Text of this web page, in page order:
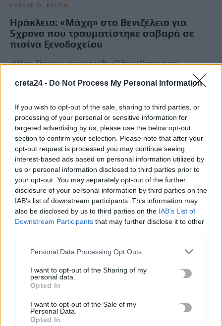
creta24 - Do Not Process My Personal Information
If you wish to opt-out of the sale, sharing to third parties, or
processing of your personal or sensitive information for
targeted advertising by us, please use the below opt-out
section to confirm your selection. Please note that after your
opt-out request is processed you may continue seeing
interest-based ads based on personal information utilized by
us or personal information disclosed to third parties prior to
your opt-out. You may separately opt-out of the further
disclosure of your personal information by third parties on the
IAB’s list of downstream participants. This information may
also be disclosed by us to third parties on the IAB’s List of
Downstream Participants that may further disclose it to other
Personal Data Processing Opt Outs
I want to opt-out of the Sharing of my
personal data.
Opted In
I want to opt-out of the Sale of my
Personal Data.
Opted In
ΗΡΑΚΛΕΙΟ ΚΡΗΤΗ
Ηράκλειο: «Μάχη» στο Βενιζέλειο για
5χρονο που τραυματίστηκε σοβαρά σε
πισίνα ξενοδοχείου
«Μάχη» δίνουν οι γιατροί του Βενιζέλειου Νοσοκομείο
Ηρακλείου, για ένα 5χρονο παιδάκι, που τραυματίστηκε σοβαρά
νωρίτερα σήμερα (28/04)…
ΡΟΗ ΕΙΔΗΣΕΩΝ
Νέα ταυτότητα: Πού πρέπει να ενημερώσετε τα στοιχεία σας
6 Αυγούστου, 2026
Ιδρώτας και διατροφή το καλοκαίρι: Ποιες τροφές προκαλούν
κακοσμία
Κάρτα Αγρότη: Τι αλλάζει από 28 Αυγούστου για τις
χρηματοδοτήσεις
6 Αυγούστου, 2026
Νέα χρηματοδότηση 1,5 εκατ. ευρώ για διαπλάτυνση του
Αγιοβασιλιώτικου Παραλιακού Δρόμου